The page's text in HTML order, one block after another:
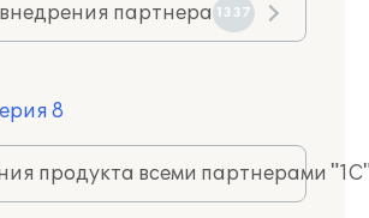
партнера 1337
8
продукта всеми партнерами